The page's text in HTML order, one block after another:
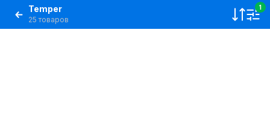
Temper
25 товаров
1